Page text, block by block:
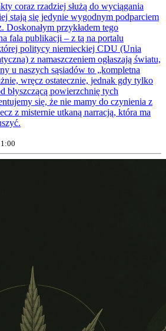
coraz rzadziej służą do wyciągania
stają się jedynie wygodnym podparciem
Doskonałym przykładem tego
fala publikacji – z tą na portalu
politycy niemieckiej CDU (Unia
z namaszczeniem ogłaszają światu,
u naszych sąsiadów to „kompletna
wręcz ostatecznie, jednak gdy tylko
błyszczącą powierzchnię tych
się, że nie mamy do czynienia z
z misternie utkaną narracją, która ma